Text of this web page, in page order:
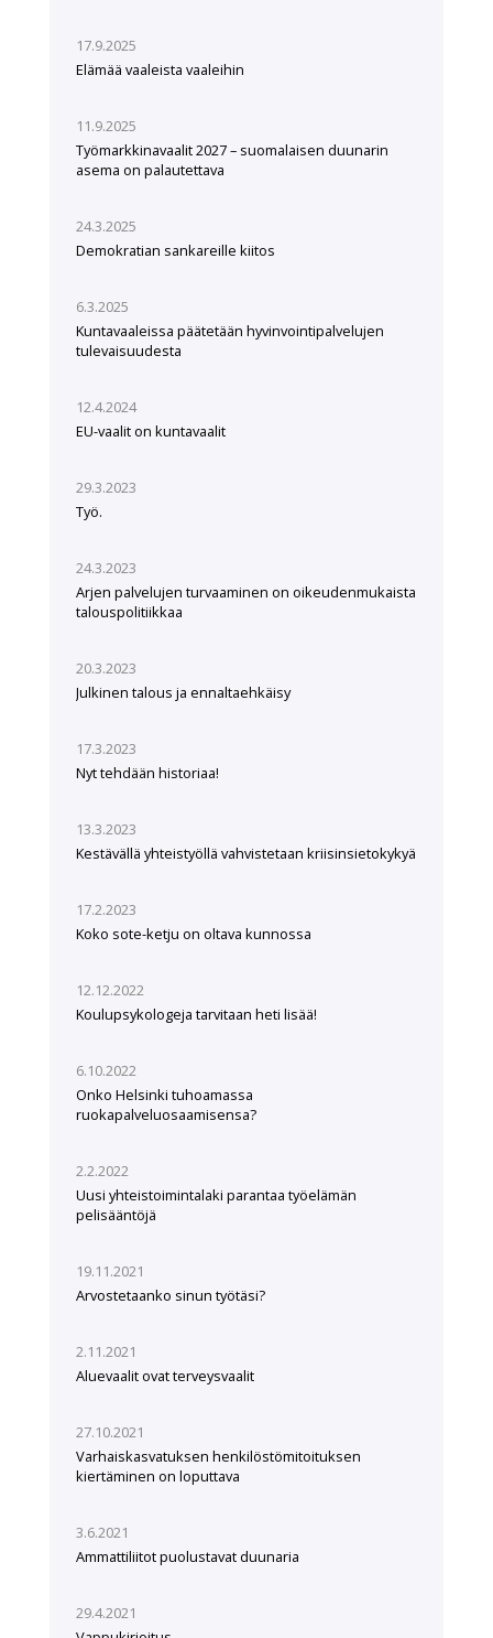
17.9.2025
Elämää vaaleista vaaleihin
11.9.2025
Työmarkkinavaalit 2027 – suomalaisen duunarin
asema on palautettava
24.3.2025
Demokratian sankareille kiitos
6.3.2025
Kuntavaaleissa päätetään hyvinvointipalvelujen
tulevaisuudesta
12.4.2024
EU-vaalit on kuntavaalit
29.3.2023
Työ.
24.3.2023
Arjen palvelujen turvaaminen on oikeudenmukaista
talouspolitiikkaa
20.3.2023
Julkinen talous ja ennaltaehkäisy
17.3.2023
Nyt tehdään historiaa!
13.3.2023
Kestävällä yhteistyöllä vahvistetaan kriisinsietokykyä
17.2.2023
Koko sote-ketju on oltava kunnossa
12.12.2022
Koulupsykologeja tarvitaan heti lisää!
6.10.2022
Onko Helsinki tuhoamassa
ruokapalveluosaamisensa?
2.2.2022
Uusi yhteistoimintalaki parantaa työelämän
pelisääntöjä
19.11.2021
Arvostetaanko sinun työtäsi?
2.11.2021
Aluevaalit ovat terveysvaalit
27.10.2021
Varhaiskasvatuksen henkilöstömitoituksen
kiertäminen on loputtava
3.6.2021
Ammattiliitot puolustavat duunaria
29.4.2021